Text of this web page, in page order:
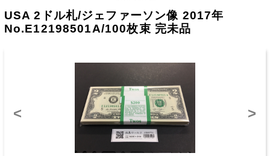
USA 2ドル札/ジェファーソン像 2017年
No.E12198501A/100枚束 完未品
< >